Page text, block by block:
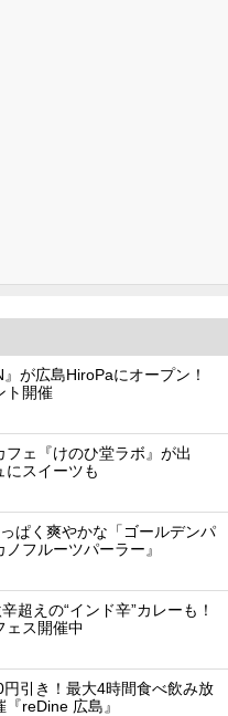
が広島HiroPaにオープン！
ト開催
ェ『けのひ堂ラボ』が出
にスイーツも
ぱく爽やかな「ゴールデンパ
フルーツパーラー』
超えの“インド辛”カレーも！
ェス開催中
引き！最大4時間食べ飲み放
reDine 広島』